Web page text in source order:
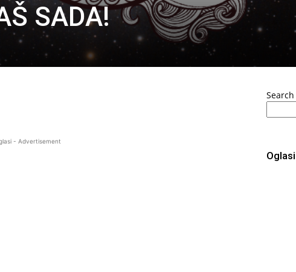
SADA!
- Advertisement
Search